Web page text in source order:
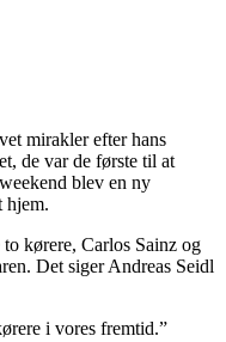
mirakler efter hans
de var de første til at
blev en ny
hjem.
kørere, Carlos Sainz og
Det siger Andreas Seidl
i vores fremtid.”